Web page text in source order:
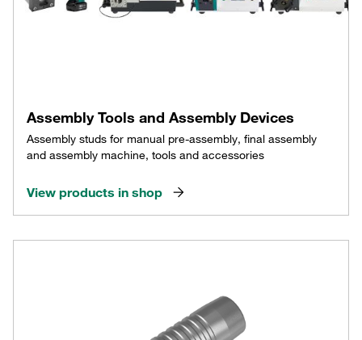
Assembly Tools and Assembly Devices
Assembly studs for manual pre-assembly, final assembly
and assembly machine, tools and accessories
View products in shop